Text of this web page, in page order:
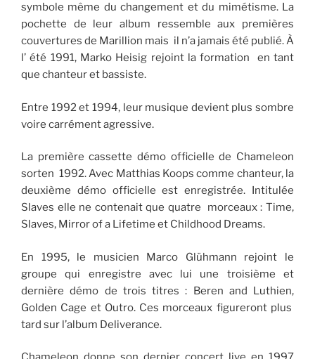
symbole même du changement et du mimétisme. La
pochette de leur album ressemble aux premières
couvertures de Marillion mais il n’a jamais été publié. À
l’ été 1991, Marko Heisig rejoint la formation en tant
que chanteur et bassiste.
Entre 1992 et 1994, leur musique devient plus sombre
voire carrément agressive.
La première cassette démo officielle de Chameleon
sorten 1992. Avec Matthias Koops comme chanteur, la
deuxième démo officielle est enregistrée. Intitulée
Slaves elle ne contenait que quatre morceaux : Time,
Slaves, Mirror of a Lifetime et Childhood Dreams.
En 1995, le musicien Marco Glühmann rejoint le
groupe qui enregistre avec lui une troisième et
dernière démo de trois titres : Beren and Luthien,
Golden Cage et Outro. Ces morceaux figureront plus
tard sur l’album Deliverance.